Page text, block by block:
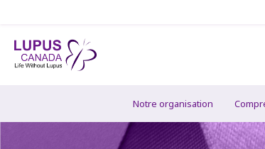
Notre organisation